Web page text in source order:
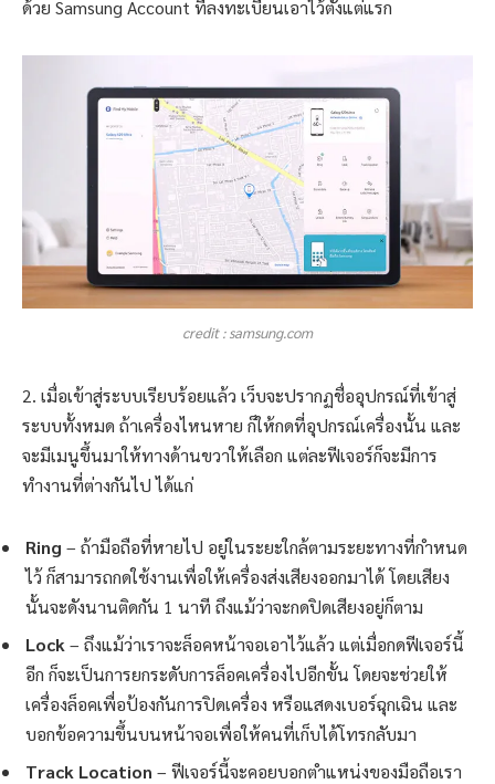
ด้วย Samsung Account ที่ลงทะเบียนเอาไว้ตั้งแต่แรก
credit : samsung.com
2. เมื่อเข้าสู่ระบบเรียบร้อยแล้ว เว็บจะปรากฏชื่ออุปกรณ์ที่เข้าสู่
ระบบทั้งหมด ถ้าเครื่องไหนหาย ก็ให้กดที่อุปกรณ์เครื่องนั้น และ
จะมีเมนูขึ้นมาให้ทางด้านขวาให้เลือก แต่ละฟีเจอร์ก็จะมีการ
ทำงานที่ต่างกันไป ได้แก่
Ring – ถ้ามือถือที่หายไป อยู่ในระยะใกล้ตามระยะทางที่กำหนด
ไว้ ก็สามารถกดใช้งานเพื่อให้เครื่องส่งเสียงออกมาได้ โดยเสียง
นั้นจะดังนานติดกัน 1 นาที ถึงแม้ว่าจะกดปิดเสียงอยู่ก็ตาม
Lock – ถึงแม้ว่าเราจะล็อคหน้าจอเอาไว้แล้ว แต่เมื่อกดฟีเจอร์นี้
อีก ก็จะเป็นการยกระดับการล็อคเครื่องไปอีกขั้น โดยจะช่วยให้
เครื่องล็อคเพื่อป้องกันการปิดเครื่อง หรือแสดงเบอร์ฉุกเฉิน และ
บอกข้อความขึ้นบนหน้าจอเพื่อให้คนที่เก็บได้โทรกลับมา
Track Location – ฟีเจอร์นี้จะคอยบอกตำแหน่งของมือถือเรา